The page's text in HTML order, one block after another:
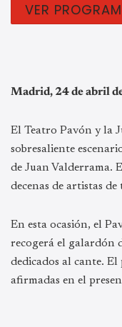
VER
Madrid, 24 de abril
El Teatro Pavón y la
sobresaliente
de Juan Valderrama.
decenas de artistas
En esta ocasión, el
recogerá el galardón
dedicados al cante.
afirmadas en el